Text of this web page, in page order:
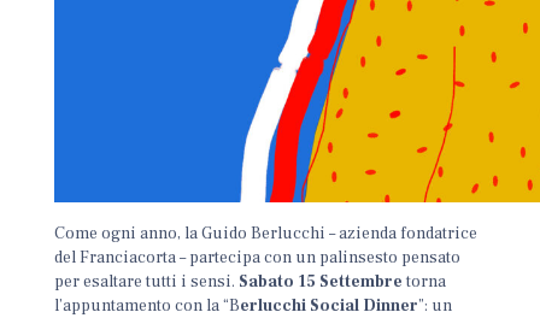
Come ogni anno, la Guido Berlucchi – azienda fondatrice
del Franciacorta – partecipa con un palinsesto pensato
per esaltare tutti i sensi. Sabato 15 Settembre torna
l’appuntamento con la “Berlucchi Social Dinner”: un